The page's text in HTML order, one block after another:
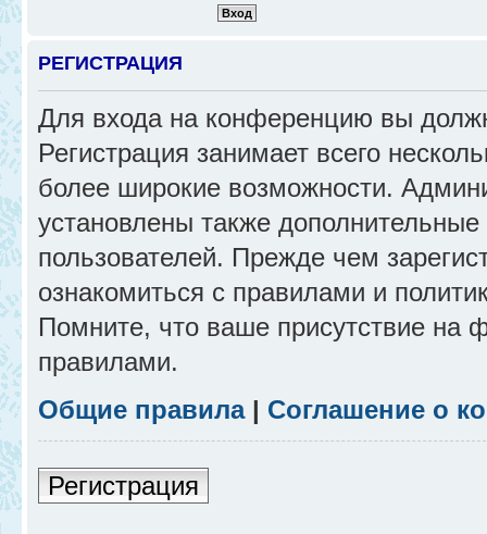
РЕГИСТРАЦИЯ
Для входа на конференцию вы
Регистрация занимает всего
более широкие возможности.
установлены также
пользователей. Прежде чем
ознакомиться с правилами и
Помните, что ваше присутствие на
правилами.
Общие правила| Соглашение о
Регистрация